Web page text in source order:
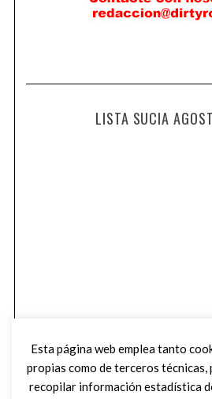
LISTA SUCIA
Esta página web emplea tanto
propias como de terceros técnicas,
recopilar información estadística